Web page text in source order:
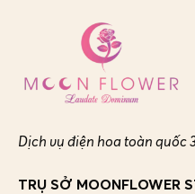
Dịch vụ điện hoa toàn quốc
TRỤ SỞ MOONFLOWER